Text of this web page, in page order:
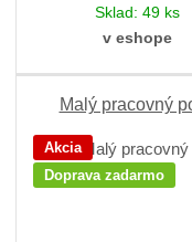
Sklad: 49 ks
v eshope
Malý pracovný
Akcia
Doprava zadarmo